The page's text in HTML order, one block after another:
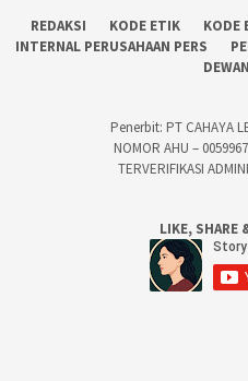
REDAKSI KODE ETIK KODE
INTERNAL PERUSAHAAN PERS
Penerbit: PT CAHAYA
NOMOR AHU –
TERVERIFIKASI
LIKE, SHARE